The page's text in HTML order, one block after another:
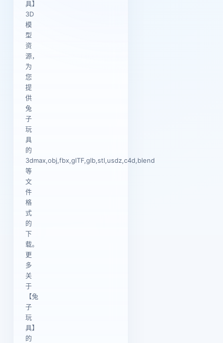
具】
3D
模
型
资
源，
为
您
提
供
兔
子
玩
具
的
3dmax,obj,fbx,glTF,glb,stl,usdz,c4d,blend
等
文
件
格
式
的
下
载。
更
多
关
于
【兔
子
玩
具】
的